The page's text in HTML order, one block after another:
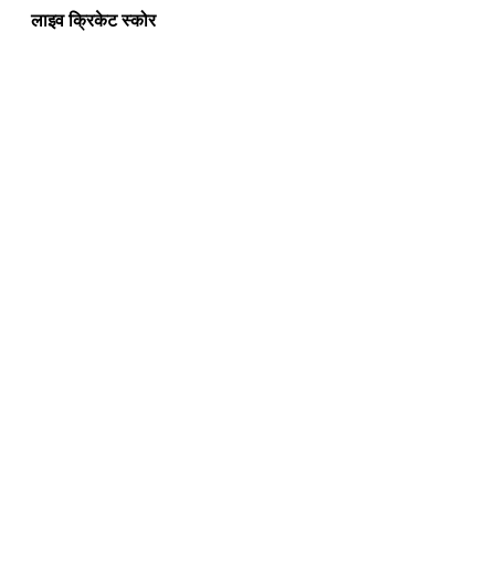
लाइव क्रिकेट स्कोर